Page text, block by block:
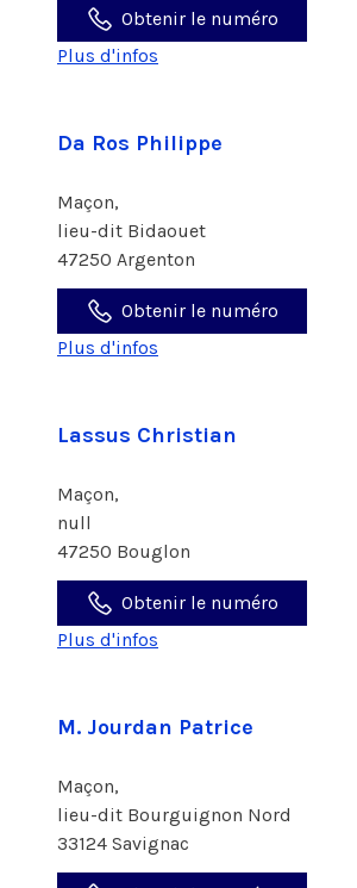
Obtenir le numéro
Plus d'infos
Da Ros Philippe
Maçon,
lieu-dit Bidaouet
47250 Argenton
Obtenir le numéro
Plus d'infos
Lassus Christian
Maçon,
null
47250 Bouglon
Obtenir le numéro
Plus d'infos
M. Jourdan Patrice
Maçon,
lieu-dit Bourguignon Nord
33124 Savignac